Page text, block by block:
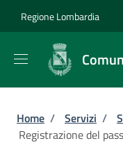
Regione Lombardia
Briciole di
Home / Servizi /
Registrazione del